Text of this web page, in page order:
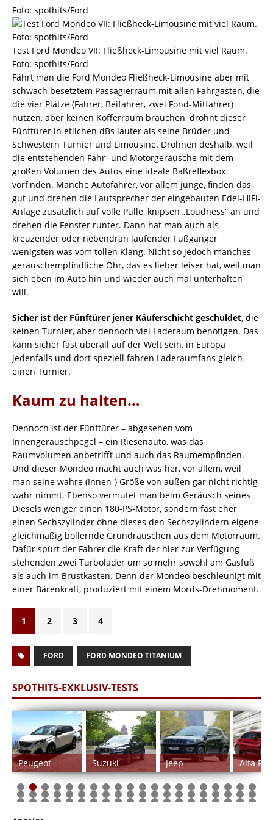
Foto: spothits/Ford
Test Ford Mondeo VII: Fließheck-Limousine mit viel Raum.
Foto: spothits/Ford
Fährt man die Ford Mondeo Fließheck-Limousine aber mit
schwach besetztem Passagierraum mit allen Fahrgästen, die
die vier Plätze (Fahrer, Beifahrer, zwei Fond-Mitfahrer)
nutzen, aber keinen Kofferraum brauchen, dröhnt dieser
Fünftürer in etlichen dBs lauter als seine Brüder und
Schwestern Turnier und Limousine. Dröhnen deshalb, weil
die entstehenden Fahr- und Motorgeräusche mit dem
großen Volumen des Autos eine ideale Baßreflexbox
vorfinden. Manche Autofahrer, vor allem junge, finden das
gut und drehen die Lautsprecher der eingebauten Edel-HiFi-
Anlage zusätzlich auf volle Pulle, knipsen „Loudness“ an und
drehen die Fenster runter. Dann hat man auch als
kreuzender oder nebendran laufender Fußgänger
wenigsten was vom tollen Klang. Nicht so jedoch manches
geräuschempfindliche Ohr, das es lieber leiser hat, weil man
sich eben im Auto hin und wieder auch mal unterhalten
will.
Sicher ist der Fünftürer jener Käuferschicht geschuldet, die
keinen Turnier, aber dennoch viel Laderaum benötigen. Das
kann sicher fast überall auf der Welt sein, in Europa
jedenfalls und dort speziell fahren Laderaumfans gleich
einen Turnier.
Kaum zu halten…
Dennoch ist der Fünftürer – abgesehen vom
Innengeräuschpegel – ein Riesenauto, was das
Raumvolumen anbetrifft und auch das Raumempfinden.
Und dieser Mondeo macht auch was her, vor allem, weil
man seine wahre (Innen-) Größe von außen gar nicht richtig
wahr nimmt. Ebenso vermutet man beim Geräusch seines
Diesels weniger einen 180-PS-Motor, sondern fast eher
einen Sechszylinder ohne dieses den Sechszylindern eigene
gleichmäßig bollernde Grundrauschen aus dem Motorraum.
Dafür spürt der Fahrer die Kraft der hier zur Verfügung
stehenden zwei Turbolader um so mehr sowohl am Gasfuß
als auch im Brustkasten. Denn der Mondeo beschleunigt mit
einer Bärenkraft, produziert mit einem Mords-Drehmoment.
1 2 3 4
FORD FORD MONDEO TITANIUM
SPOTHITS-EXKLUSIV-TESTS
Peugeot Suzuki Jeep Alfa